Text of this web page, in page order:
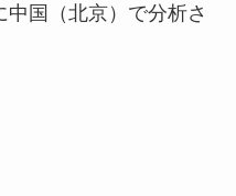
国（北京）で分析さ